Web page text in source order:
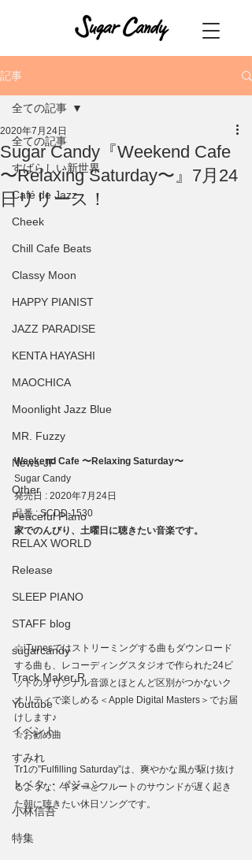
記事
全ての記事
すばらしい新世界
Café de Jazz
Cheek
Chill Cafe Beats
Classy Moon
HAPPY PIANIST
JAZZ PARADISE
KENTA HAYASHI
MAOCHICA
Moonlight Jazz Blue
MR. Fuzzy
News-JP
Other
Peaceful Piano
RELAX WORLD
Release
SLEEP PIANO
STAFF blog
sugarcandy
Track Maker R
Youtube
イベント
すみれ
トベタ ・バジュン
小林信吾
特集
全ての記事
Sugar Candy『Weekend Cafe
〜Relaxing Saturday〜』7月24
日リリース！
2020年7月24日
Weekend Cafe 〜Relaxing Saturday〜
Sugar Candy
発売日 : 2020年7月24日
品番 : SCDD-1530
家でのんびり、土曜日に聴きたい音楽です。
☆iTunesではストリーミングする曲もダウンロード
する曲も、レコーディングスタジオで作られた24ビ
ットのオリジナル音源とほとんど区別がつかないク
オリティで楽しめる＜Apple Digital Masters＞でお届
けします♪
☆お勧め曲
Tr1の”Fulfilling Saturday”は、爽やかな風が駆け抜け
るような、ギターとフルートのサウンドが遅く起き
た朝に聴きたい休日ソングです。